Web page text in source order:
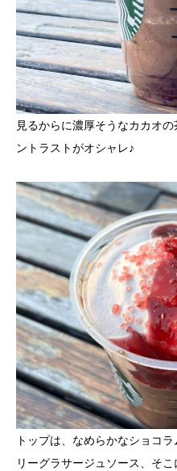
見るからに濃厚そうなカカオ
ントラストがオシャレ♪
トップは、なめらかなショコ
リーグラサージュソース、そ